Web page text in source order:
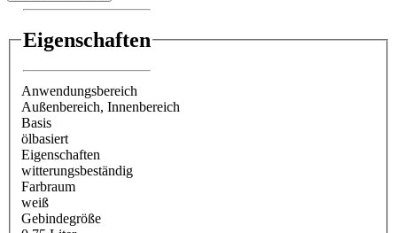
Eigenschaften
Anwendungsbereich
Außenbereich, Innenbereich
Basis
ölbasiert
Eigenschaften
witterungsbeständig
Farbraum
weiß
Gebindegröße